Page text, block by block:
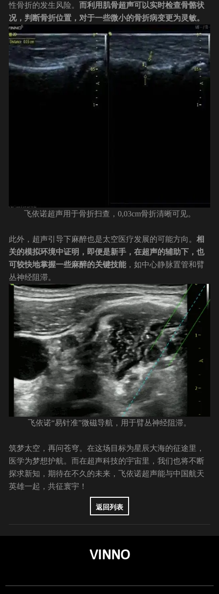
性骨折的发生风险。 而利用肌骨超声可以实时检查骨骼状
况，判断骨折位置，对于一些微小的骨折病变更为灵敏。
飞依诺超声用于骨折扫查，0,03cm骨折清晰可见。
此外，超声引导下麻醉也是太空医疗发展的可能方向。 相
关的模拟环境中证明，即便是新手，在超声的辅助下，也
可较快地掌握一些麻醉的关键技能，如中心静脉置管和臂
丛神经阻滞。
飞依诺“易针准”微磁导航，用于臂丛神经阻滞。
筑梦太空，再问苍穹。在这场目标为星辰大海的征途里，
医学为梦想护航。而在超声科技的宇宙里，我们也将不断
探求新知，期待在不久的未来，飞依诺超声能与中国航天
英雄一起，共征寰宇！
返回列表
VINNO